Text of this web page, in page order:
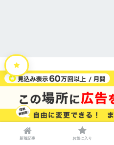
運営会社 利用規約
特定商取引法に関する表記
© 2026 まるごと・中讃つ
新着記事 お気に入り